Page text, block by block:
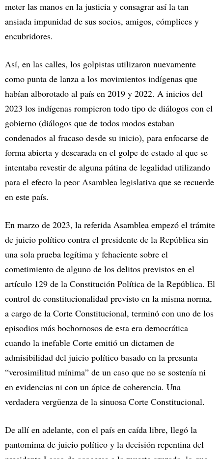
meter las manos en la justicia y consagrar así la tan
ansiada impunidad de sus socios, amigos, cómplices y
encubridores.
Así, en las calles, los golpistas utilizaron nuevamente
como punta de lanza a los movimientos indígenas que
habían alborotado al país en 2019 y 2022. A inicios del
2023 los indígenas rompieron todo tipo de diálogos con el
gobierno (diálogos que de todos modos estaban
condenados al fracaso desde su inicio), para enfocarse de
forma abierta y descarada en el golpe de estado al que se
intentaba revestir de alguna pátina de legalidad utilizando
para el efecto la peor Asamblea legislativa que se recuerde
en este país.
En marzo de 2023, la referida Asamblea empezó el trámite
de juicio político contra el presidente de la República sin
una sola prueba legítima y fehaciente sobre el
cometimiento de alguno de los delitos previstos en el
artículo 129 de la Constitución Política de la República. El
control de constitucionalidad previsto en la misma norma,
a cargo de la Corte Constitucional, terminó con uno de los
episodios más bochornosos de esta era democrática
cuando la inefable Corte emitió un dictamen de
admisibilidad del juicio político basado en la presunta
“verosimilitud mínima” de un caso que no se sostenía ni
en evidencias ni con un ápice de coherencia. Una
verdadera vergüenza de la sinuosa Corte Constitucional.
De allí en adelante, con el país en caída libre, llegó la
pantomima de juicio político y la decisión repentina del